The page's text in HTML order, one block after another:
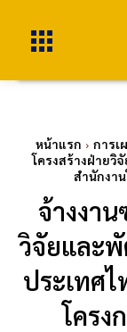
หน้าแรก การ
โครงสร้างฝ่ายวิ
สำนักงา
จ้างงา
วิจัยและ
ประเทศ
โครง